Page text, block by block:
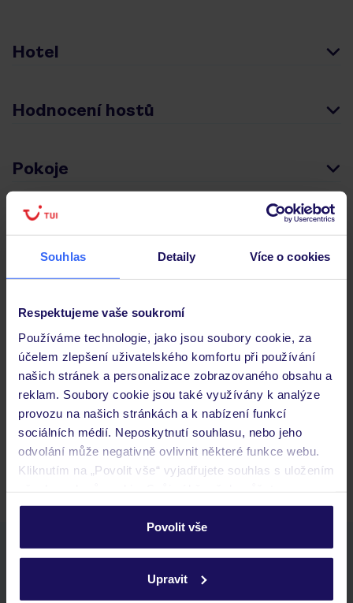
Souhlas Detaily Více o cookies
Respektujeme vaše soukromí
Používáme technologie, jako jsou soubory cookie, za
účelem zlepšení uživatelského komfortu při používání
našich stránek a personalizace zobrazovaného obsahu a
reklam. Soubory cookie jsou také využívány k analýze
provozu na našich stránkách a k nabízení funkcí
sociálních médií. Neposkytnutí souhlasu, nebo jeho
odvolání může negativně ovlivnit některé funkce webu.
Kliknutím na „Povolit vše“ vyjadřujete souhlas s uložením
personalizovat v sekci „Personalizace“.
Podrobné informace o souborech cookie naleznete v
ochrany osobních údajů.
Povolit vše
Upravit
Hotel
Hodnocení hostů
Pokoje
Stravování
Důležité informace
Často kladené otázky
Jaké doklady jsou potřebné při cestování?
Budeme ubytováni ihned po příjezdu do hotelu?
Kam jít po přistání a vyzvednutí zavazadel?
Zobrazit další
Stáhněte si bezplatnou aplikaci TUI
seznam oblíbených nabídek a možnost jejich sdílení